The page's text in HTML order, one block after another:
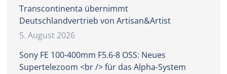
Transcontinenta übernimmt
Deutschlandvertrieb von Artisan&Artist
5. August 2026
Sony FE 100-400mm F5.6-8 OSS: Neues
Supertelezoom <br /> für das Alpha-System